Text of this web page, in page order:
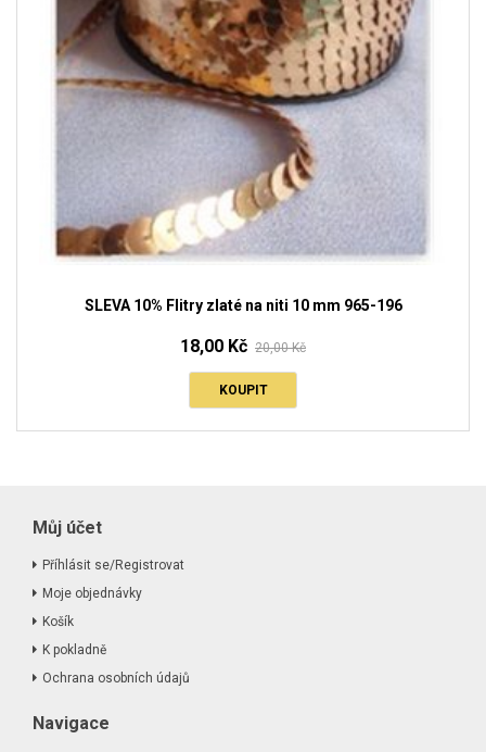
SLEVA 10% Flitry zlaté na niti 10 mm 965-196
18,00 Kč 20,00 Kč
KOUPIT
Můj účet
Příhlásit se/Registrovat
Moje objednávky
Košík
K pokladně
Ochrana osobních údajů
Navigace